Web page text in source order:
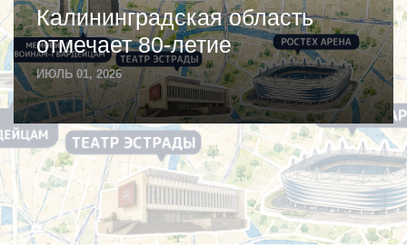
Калининградская область
отмечает 80-летие
ИЮЛЬ 01, 2026